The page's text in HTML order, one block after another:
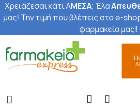
Χρειάζεσαι κάτι ΑΜΕΣΑ; Έλα
μας! Την τιμή που βλέπεις στο e-
φαρμακεία μας!